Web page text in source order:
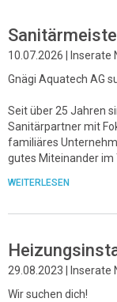
10.07.2026 | Inserate
Gnägi Aquatech AG
Seit über 25 Jahren
Sanitärpartner mit
familiäres
gutes Miteinander im
WEITERLESEN
29.08.2023 | Inserate
Wir suchen dich!